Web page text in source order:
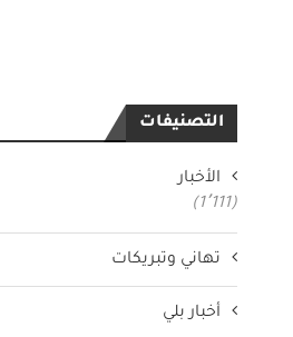
التصنيفات
الأخبار
(1٬111)
تهاني وتبريكات
أخبار بلي